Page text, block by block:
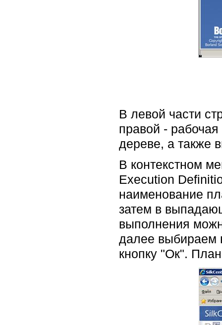
В левой части
правой -
дереве, а также
В контекстном
Execution
наименование
затем в
выполнения
далее выбираем
кнопку "Ок".